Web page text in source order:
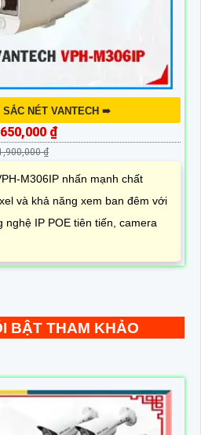
SẮC NÉT VANTECH ➠
₫
₫
M306IP nhấn mạnh chất
và khả năng xem ban đêm với
nghệ IP POE tiên tiến, camera
BẬT THAM KHẢO